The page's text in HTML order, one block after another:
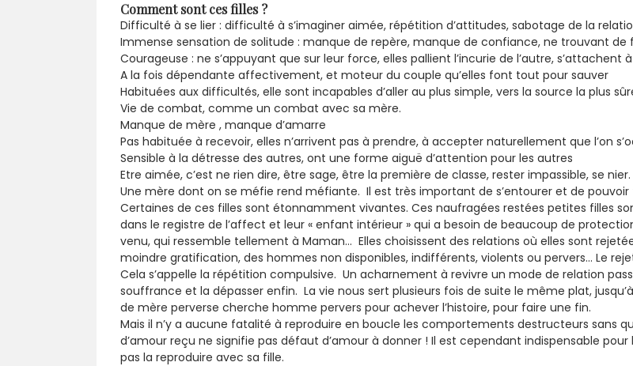
Comment sont ces filles ?
Difficulté à se lier : difficulté à s’imaginer aimée, répétition d’attitudes, sabotage de la
Immense sensation de solitude : manque de repère, manque de confiance, ne trouvant de
Courageuse : ne s’appuyant que sur leur force, elles pallient l’incurie de l’autre,
A la fois dépendante affectivement, et moteur du couple qu’elles font tout pour sauver
Habituées aux difficultés, elle sont incapables d’aller au plus simple, vers la source la plus
Vie de combat, comme un combat avec sa mère.
Manque de mère , manque d’amarre
Pas habituée à recevoir, elles n’arrivent pas à prendre, à accepter naturellement que l’on
Sensible à la détresse des autres, ont une forme aiguë d’attention pour les autres
Etre aimée, c’est ne rien dire, être sage, être la première de classe, rester impassible, se
Une mère dont on se méfie rend méfiante. Il est très important de s’entourer et de
Certaines de ces filles sont étonnamment vivantes. Ces naufragées restées petites filles
dans le registre de l’affect et leur « enfant intérieur » qui a besoin de beaucoup de
venu, qui ressemble tellement à Maman… Elles choisissent des relations où elles sont
moindre gratification, des hommes non disponibles, indifférents, violents ou pervers… Le
Cela s’appelle la répétition compulsive. Un acharnement à revivre un mode de relation
souffrance et la dépasser enfin. La vie nous sert plusieurs fois de suite le même plat,
de mère perverse cherche homme pervers pour achever l’histoire, pour faire une fin.
Mais il n’y a aucune fatalité à reproduire en boucle les comportements destructeurs sans
d’amour reçu ne signifie pas défaut d’amour à donner ! Il est cependant indispensable
pas la reproduire avec sa fille.